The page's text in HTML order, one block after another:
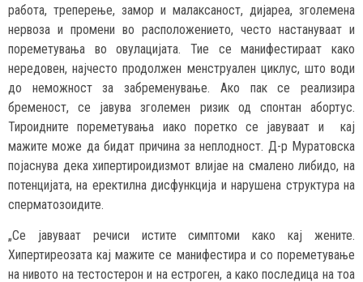
работа, треперење, замор и малаксаност, дијареа, зголемена
нервоза и промени во расположението, често настануваат и
пореметувања во овулацијата. Тие се манифестираат како
нередовен, најчесто продолжен менструален циклус, што води
до неможност за забременување. Ако пак се реализира
бременост, се јавува зголемен ризик од спонтан абортус.
Тироидните пореметувања иако поретко се јавуваат и кај
мажите може да бидат причина за неплодност. Д-р Муратовска
појаснува дека хипертироидизмот влијае на смалено либидо, на
потенцијата, на еректилна дисфункција и нарушена структура на
сперматозоидите.
„Се јавуваат речиси истите симптоми како кај жените.
Хипертиреозата кај мажите се манифестира и со пореметување
на нивото на тестостерон и на естроген, а како последица на тоа